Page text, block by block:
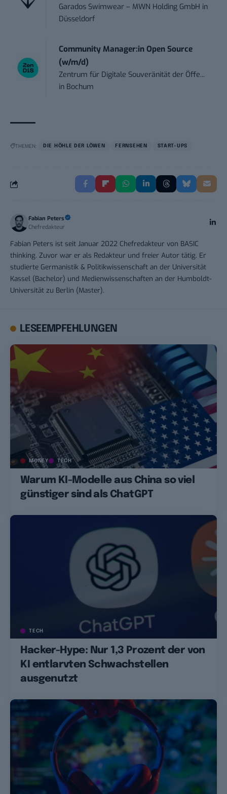
Garados Swimwear – MWN Holding GmbH in
Düsseldorf
Community Manager:in Open Source
(w/m/d)
Zentrum für Digitale Souveränität der Öffe...
in Bochum
THEMEN: DIE HÖHLE DER LÖWEN FERNSEHEN START-UPS
Fabian Peters
Chefredakteur
Fabian Peters ist seit Januar 2022 Chefredakteur von BASIC
thinking. Zuvor war er als Redakteur und freier Autor tätig. Er
studierte Germanistik & Politikwissenschaft an der Universität
Kassel (Bachelor) und Medienwissenschaften an der Humboldt-
Universität zu Berlin (Master).
LESEEMPFEHLUNGEN
MONEY TECH
Warum KI-Modelle aus China so viel
günstiger sind als ChatGPT
TECH
Hacker-Hype: Nur 1,3 Prozent der von
KI entlarvten Schwachstellen
ausgenutzt